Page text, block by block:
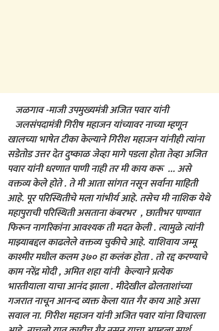
जळगाव -माजी उपमुख्यमंत्री अजित पवार यांनी
जलसंपदामंत्री गिरीष महाजन यांच्यावर नाच्या म्हणून
खालच्या भाषेत टीका केल्याने गिरीश महाजन यांनीही त्यांना
सडेतोड उत्तर देत दुष्काळ जेव्हा मागे पडला होता तेव्हा अजित
पवार यांनी धरणात पाणी नाही तर मी काय करू … असे
वक्तव्य केले होते . ते मी आता सांगत नसून सर्वाना माहिती
आहे. पूर परिस्थितीचे मला गांभीर्य आहे. तसेच मी नाशिक येथे
महापुराची परिस्थिती असताना कंबरभर , छातीभर पाण्यात
फिरून नागरिकांना आवश्यक ती मदत केली . त्यामुळे त्यांनी
माझ्याबद्दल काढलेले वक्तव्य चुकीचे आहे. याशिवाय जम्मू
काश्मीर मधील कलम ३७० हा कलंक होता . तो रद्द करण्याचे
काम नरेंद्र मोदी , अमित शहा यांनी केल्याने प्रत्येक
भारतीयाला याचा आनंद झाला . मीदेखील ढोलताशांच्या
गजरात नाचून आनन्द व्यक्त केला यात गैर काय आहे असा
सवाल ना. गिरीश महाजन यांनी अजित पवार यांना विचारला